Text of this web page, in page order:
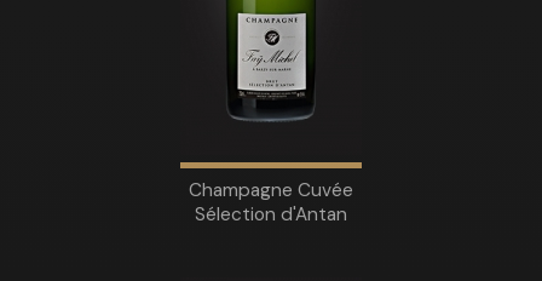
Champagne Cuvée
Sélection d'Antan